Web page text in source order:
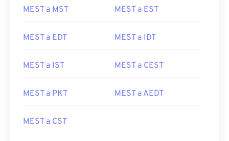
MEST a MST MEST a EST
MEST a EDT MEST a IDT
MEST a IST MEST a CEST
MEST a PKT MEST a AEDT
MEST a CST